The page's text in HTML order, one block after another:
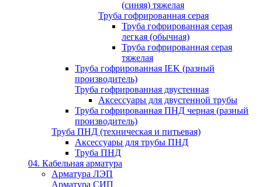
(синяя) тяжелая
Труба гофрированная серая
Труба гофрированная серая
легкая (обычная)
Труба гофрированная серая
тяжелая
Труба гофрированная IEK (разный
производитель)
Труба гофрированная двустенная
Аксессуары для двустенной трубы
Труба гофрированная ПНД черная (разный
производитель)
Труба ПНД (техническая и питьевая)
Аксессуары для трубы ПНД
Труба ПНД
04. Кабельная арматура
Арматура ЛЭП
Арматура СИП